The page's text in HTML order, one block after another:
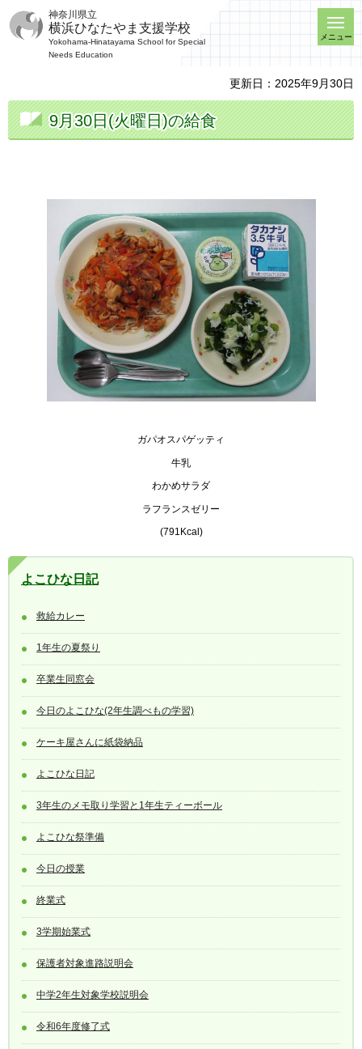
神奈川県立
横浜ひなたやま支援学校
Yokohama-Hinatayama School for Special
Needs Education
メニュー
更新日：2025年9月30日
9月30日(火曜日)の給食
ガパオスパゲッティ
牛乳
わかめサラダ
ラフランスゼリー
(791Kcal)
よこひな日記
救給カレー
1年生の夏祭り
卒業生同窓会
今日のよこひな(2年生調べもの学習)
ケーキ屋さんに紙袋納品
よこひな日記
3年生のメモ取り学習と1年生ティーボール
よこひな祭準備
今日の授業
終業式
3学期始業式
保護者対象進路説明会
中学2年生対象学校説明会
令和6年度修了式